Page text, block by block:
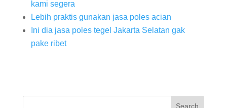
kami segera
Lebih praktis gunakan jasa poles acian
Ini dia jasa poles tegel Jakarta Selatan gak
pake ribet